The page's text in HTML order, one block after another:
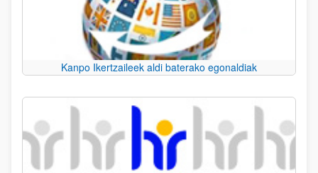
Kanpo Ikertzaileek aldi baterako egonaldiak